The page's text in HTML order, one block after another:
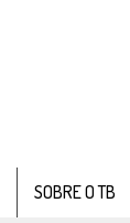
SOBRE O TB